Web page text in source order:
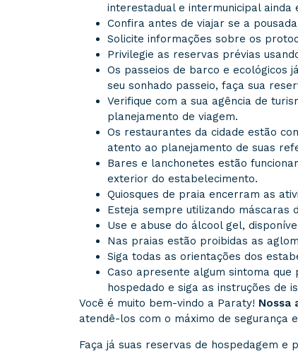
interestadual e intermunicipal
Confira antes de viajar se a
Solicite informações sobre os
Privilegie as reservas prévias
Os passeios de barco e ecológicos
seu sonhado passeio, faça sua
Verifique com a sua agência de
planejamento de viagem.
Os restaurantes da cidade estão
atento ao planejamento de suas
Bares e lanchonetes estão
exterior do estabelecimento.
Quiosques de praia encerram as
Esteja sempre utilizando máscaras
Use e abuse do álcool gel,
Nas praias estão proibidas as
Siga todas as orientações dos
Caso apresente algum sintoma
hospedado e siga as instruções de
Você é muito bem-vindo a Paraty! Nossa
atendê-los com o máximo de segurança
Faça já suas reservas de hospedagem e